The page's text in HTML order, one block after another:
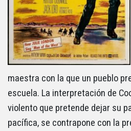
maestra con la que un pueblo
escuela. La interpretación de
violento que pretende dejar su
pacífica, se contrapone con la